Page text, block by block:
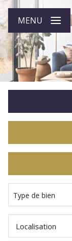
MENU
De l'immo
Type de bien
Localisation